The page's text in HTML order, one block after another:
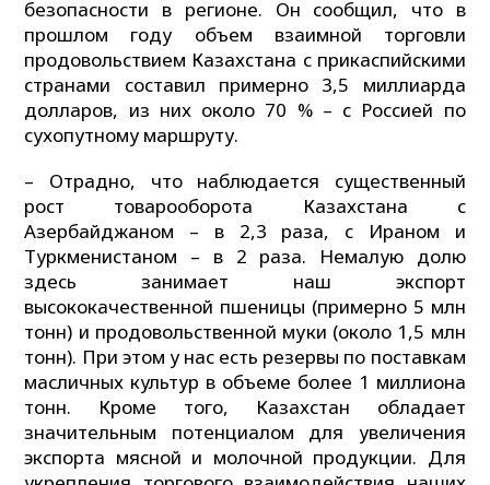
безопасности в регионе. Он сообщил, что в
прошлом году объем взаимной торговли
продовольствием Казахстана с прикаспийскими
странами составил примерно 3,5 миллиарда
долларов, из них около 70 % – с Россией по
сухопутному маршруту.
– Отрадно, что наблюдается существенный
рост товарооборота Казахстана с
Азербайджаном – в 2,3 раза, с Ираном и
Туркменистаном – в 2 раза. Немалую долю
здесь занимает наш экспорт
высококачественной пшеницы (примерно 5 млн
тонн) и продовольственной муки (около 1,5 млн
тонн). При этом у нас есть резервы по поставкам
масличных культур в объеме более 1 миллиона
тонн. Кроме того, Казахстан обладает
значительным потенциалом для увеличения
экспорта мясной и молочной продукции. Для